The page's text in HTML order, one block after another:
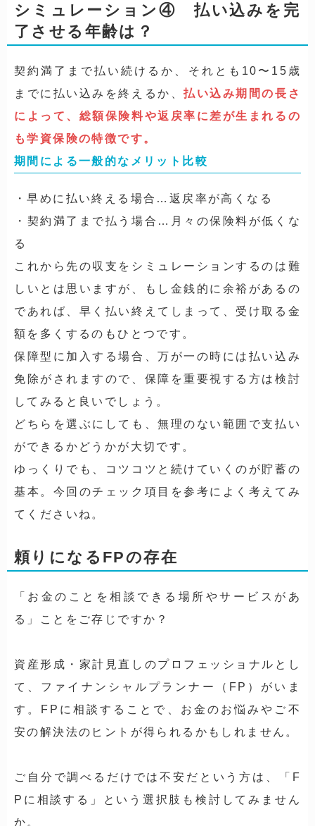
シミュレーション④ 払い込みを完
了させる年齢は？
契約満了まで払い続けるか、それとも10〜15歳
までに払い込みを終えるか、払い込み期間の長さ
によって、総額保険料や返戻率に差が生まれるの
も学資保険の特徴です。
期間による一般的なメリット比較
・早めに払い終える場合…返戻率が高くなる
・契約満了まで払う場合…月々の保険料が低くな
る
これから先の収支をシミュレーションするのは難
しいとは思いますが、もし金銭的に余裕があるの
であれば、早く払い終えてしまって、受け取る金
額を多くするのもひとつです。
保障型に加入する場合、万が一の時には払い込み
免除がされますので、保障を重要視する方は検討
してみると良いでしょう。
どちらを選ぶにしても、無理のない範囲で支払い
ができるかどうかが大切です。
ゆっくりでも、コツコツと続けていくのが貯蓄の
基本。今回のチェック項目を参考によく考えてみ
てくださいね。
頼りになるFPの存在
「お金のことを相談できる場所やサービスがあ
る」ことをご存じですか？
資産形成・家計見直しのプロフェッショナルとし
て、ファイナンシャルプランナー（FP）がいま
す。FPに相談することで、お金のお悩みやご不
安の解決法のヒントが得られるかもしれません。
ご自分で調べるだけでは不安だという方は、「F
Pに相談する」という選択肢も検討してみません
か。